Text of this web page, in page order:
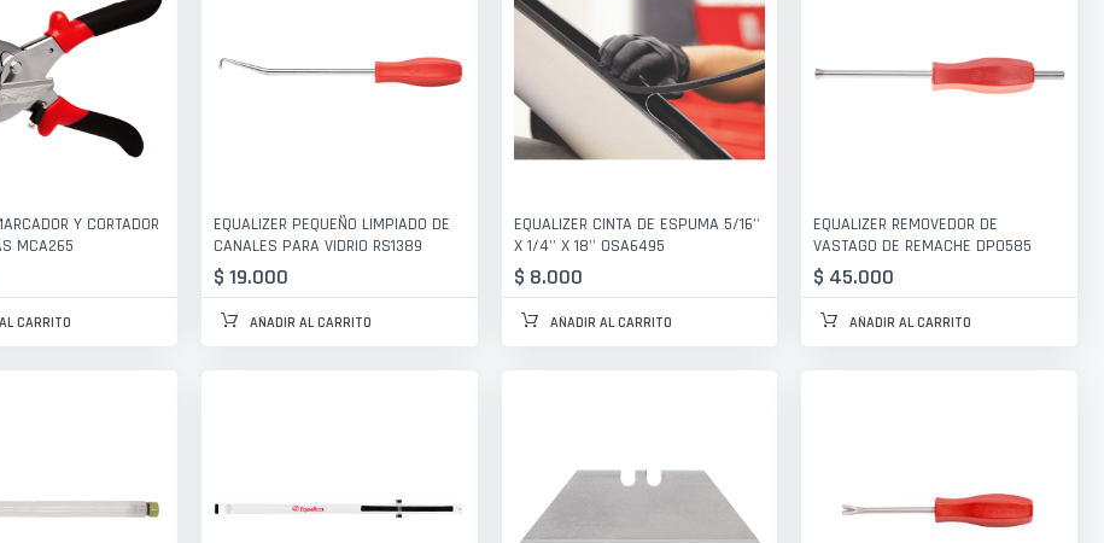
Y CORTADOR
MCA265
CARRITO
EQUALIZER PEQUEÑO LIMPIADO DE
CANALES PARA VIDRIO RS1389
$ 19.000
AÑADIR AL CARRITO
EQUALIZER CINTA DE ESPUMA 5/16''
X 1/4'' X 18'' OSA6495
$ 8.000
AÑADIR AL CARRITO
EQUALIZER REMOVEDOR DE
VASTAGO DE REMACHE DPO585
$ 45.000
AÑADIR AL CARRITO